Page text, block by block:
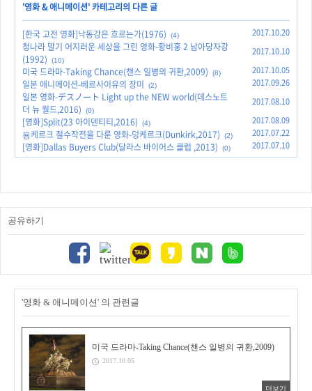
'영화 & 애니메이션' 카테고리의 다른 글
[한국 고전 영화]낙동강은 흐르는가(1976) (4) 2017.10.20
청나라 말기 어지러운 세상을 그린 영화-황비홍 2 남아당자강
(1992)
(10)
2017.10.10
미국 드라마-Taking Chance(챈스 일병의 귀환,2009) (8) 2017.10.05
일본 애니메이션-베르사이유의 장미 (2) 2017.09.26
일본 영화-デスノート Light up the NEW world(데스노트
더 뉴 월드,2016)
(0)
2017.08.10
[영화]Split(23 아이덴티티,2016) (4) 2017.08.09
됭케르크 철수작전을 다룬 영화-덩케르크(Dunkirk,2017) (2) 2017.07.22
[영화]Dallas Buyers Club(달라스 바이어스 클럽 ,2013) (0) 2017.07.10
공유하기
'영화 & 애니메이션' 의 관련글
미국 드라마-Taking Chance(챈스 일병의 귀환,2009)
2017.10.05
더보기